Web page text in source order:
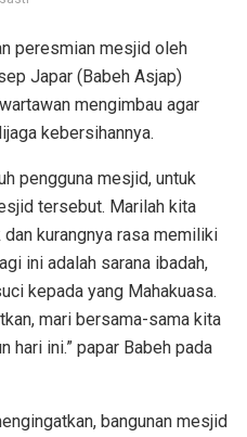
peresmian mesjid oleh
Japar (Babeh Asjap)
mengimbau agar
kebersihannya.
pengguna mesjid, untuk
tersebut. Marilah kita
kurangnya rasa memiliki
ini adalah sarana ibadah,
kepada yang Mahakuasa.
mari bersama-sama kita
hari ini.” papar Babeh pada
bangunan mesjid